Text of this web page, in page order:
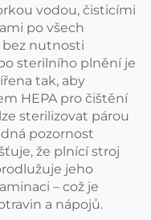
vodou, čisticími
po všech
nutnosti
sterilního plnění je
tak, aby
HEPA pro čištění
sterilizovat párou
pozornost
že plnící stroj
jeho
– což je
a nápojů.